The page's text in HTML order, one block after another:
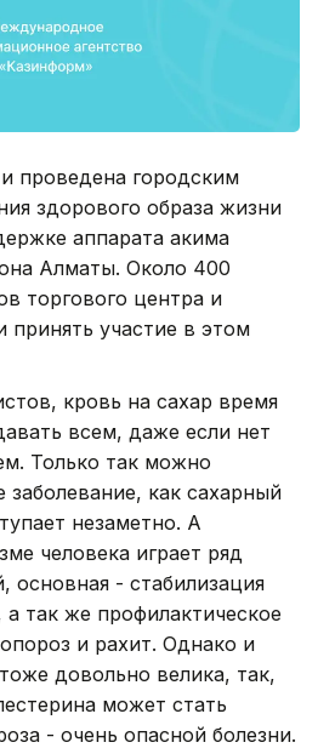
проведена городским
здорового образа жизни
аппарата акима
Алматы. Около 400
торгового центра и
принять участие в этом
кровь на сахар время
всем, даже если нет
Только так можно
заболевание, как сахарный
незаметно. А
человека играет ряд
основная - стабилизация
так же профилактическое
и рахит. Однако и
довольно велика, так,
может стать
- очень опасной болезни.